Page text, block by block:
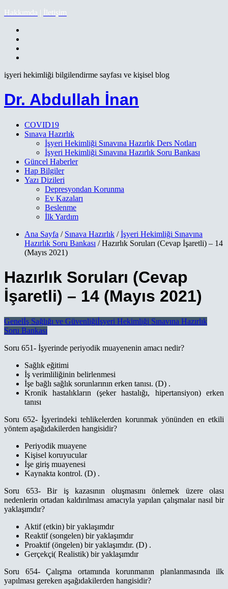
Hakkımda | İletişim
işyeri hekimliği bilgilendirme sayfası ve kişisel blog
Dr. Abdullah İnan
COVID19
Sınava Hazırlık
İşyeri Hekimliği Sınavına Hazırlık Ders Notları
İşyeri Hekimliği Sınavına Hazırlık Soru Bankası
Güncel Haberler
Hap Bilgiler
Yazı Dizileri
Depresyondan Korunma
Ev Kazaları
Beslenme
İlk Yardım
Ana Sayfa / Sınava Hazırlık /İşyeri Hekimliği Sınavına
Hazırlık Soru Bankası / Hazırlık Soruları (Cevap İşaretli) – 14
(Mayıs 2021)
Hazırlık Soruları (Cevap
İşaretli) – 14 (Mayıs 2021)
Genelİş Sağlığı ve Güvenliğiİşyeri Hekimliği Sınavına Hazırlık
Soru Bankası
Soru 651- İşyerinde periyodik muayenenin amacı nedir?
Sağlık eğitimi
İş verimliliğinin belirlenmesi
İşe bağlı sağlık sorunlarının erken tanısı. (D) .
Kronik hastalıkların (şeker hastalığı, hipertansiyon) erken
tanısı
Soru 652- İşyerindeki tehlikelerden korunmak yönünden en etkili
yöntem aşağıdakilerden hangisidir?
Periyodik muayene
Kişisel koruyucular
İşe giriş muayenesi
Kaynakta kontrol. (D) .
Soru 653- Bir iş kazasının oluşmasını önlemek üzere olası
nedenlerin ortadan kaldırılması amacıyla yapılan çalışmalar nasıl bir
yaklaşımdır?
Aktif (etkin) bir yaklaşımdır
Reaktif (songelen) bir yaklaşımdır
Proaktif (öngelen) bir yaklaşımdır. (D) .
Gerçekçi( Realistik) bir yaklaşımdır
Soru 654- Çalışma ortamında korunmanın planlanmasında ilk
yapılması gereken aşağıdakilerden hangisidir?